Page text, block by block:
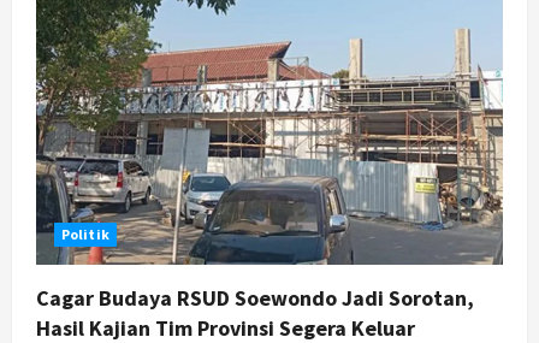
Politik
Cagar Budaya RSUD Soewondo Jadi Sorotan,
Hasil Kajian Tim Provinsi Segera Keluar